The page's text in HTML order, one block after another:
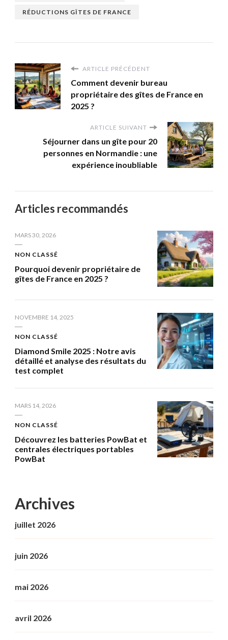
RÉDUCTIONS GÎTES DE FRANCE
ARTICLE PRÉCÉDENT
Comment devenir bureau
propriétaire des gîtes de France en
2025 ?
ARTICLE SUIVANT
Séjourner dans un gîte pour 20
personnes en Normandie : une
expérience inoubliable
Articles recommandés
MARS 30, 2026
NON CLASSÉ
Pourquoi devenir propriétaire de
gîtes de France en 2025 ?
NOVEMBRE 14, 2025
NON CLASSÉ
Diamond Smile 2025 : Notre avis
détaillé et analyse des résultats du
test complet
MARS 14, 2026
NON CLASSÉ
Découvrez les batteries PowBat et
centrales électriques portables
PowBat
Archives
juillet 2026
juin 2026
mai 2026
avril 2026